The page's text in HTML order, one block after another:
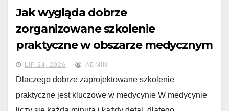
Jak wygląda dobrze
zorganizowane szkolenie
praktyczne w obszarze medycznym
LIP 24, 2026 ADMIN
Dlaczego dobrze zaprojektowane szkolenie
praktyczne jest kluczowe w medycynie W medycynie